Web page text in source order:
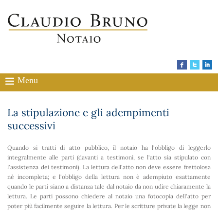
Menu
La stipulazione e gli adempimenti
successivi
Quando si tratti di atto pubblico, il notaio ha l'obbligo di leggerlo
integralmente alle parti (davanti a testimoni, se l'atto sia stipulato con
l'assistenza dei testimoni). La lettura dell'atto non deve essere frettolosa
nè incompleta; e l'obbligo della lettura non è adempiuto esattamente
quando le parti siano a distanza tale dal notaio da non udire chiaramente la
lettura. Le parti possono chiedere al notaio una fotocopia dell'atto per
poter più facilmente seguire la lettura. Per le scritture private la legge non